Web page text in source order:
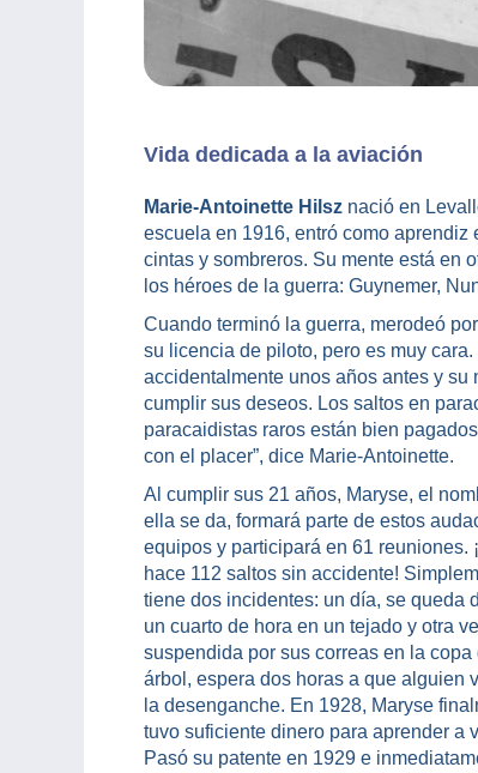
Vida dedicada a la aviación
Marie-Antoinette Hilsz nació en
escuela en 1916, entró como aprendiz
cintas y sombreros. Su mente está en
los héroes de la guerra: Guynemer,
Cuando terminó la guerra, merodeó
su licencia de piloto, pero es muy
accidentalmente unos años antes y
cumplir sus deseos. Los saltos en
paracaidistas raros están bien
con el placer”, dice Marie-Antoinette.
Al cumplir sus 21 años, Maryse, el
ella se da, formará parte de estos
equipos y participará en 61 reuniones.
hace 112 saltos sin accidente!
tiene dos incidentes: un día, se queda
un cuarto de hora en un tejado y otra
suspendida por sus correas en la copa
árbol, espera dos horas a que alguien
la desenganche. En 1928, Maryse
tuvo suficiente dinero para aprender a
Pasó su patente en 1929 e